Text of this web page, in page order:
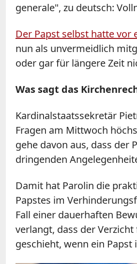
generale", zu deutsch:
Der Papst selbst hatte
nun als unvermeidlich
oder gar für längere Zeit
Was sagt das
Kardinalstaatssekretär
Fragen am Mittwoch
gehe davon aus, dass der
dringenden
Damit hat Parolin die
Papstes im
Fall einer dauerhaften
verlangt, dass der
geschieht, wenn ein